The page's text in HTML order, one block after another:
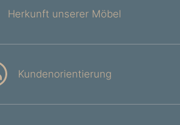
Herkunft unserer Möbel
Kundenorientierung